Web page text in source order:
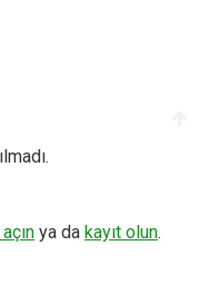
ya da kayıt olun.